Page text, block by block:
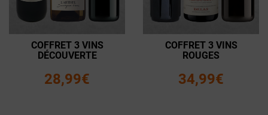
COFFRET 3 VINS
DÉCOUVERTE
28,99€
COFFRET 3 VINS
ROUGES
34,99€